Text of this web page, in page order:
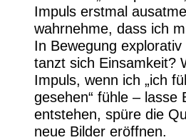
Impuls erstmal
wahrnehme, dass ich
In Bewegung
tanzt sich Einsamkeit?
Impuls, wenn ich „ich
gesehen“ fühle – lasse
entstehen, spüre die
neue Bilder eröffnen.